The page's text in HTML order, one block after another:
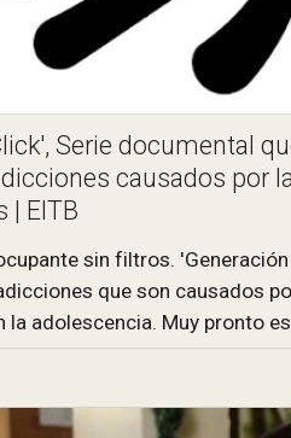
Serie documental
causados por
| EITB
sin filtros.
que son causados
la adolescencia. Muy pronto